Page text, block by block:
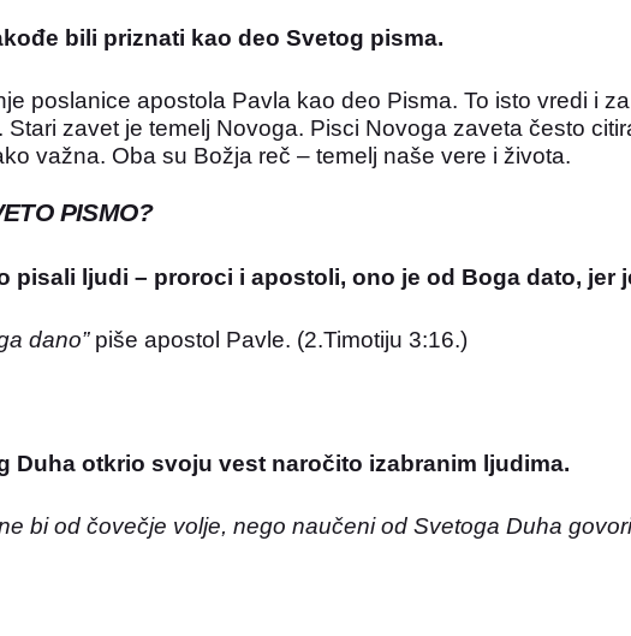
bili priznati kao deo Svetog pisma.
poslanice apostola Pavla kao deo Pisma. To isto vredi i
Stari zavet je temelj Novoga. Pisci Novoga zaveta često
važna. Oba su Božja reč – temelj naše vere i života.
PISMO?
pisali ljudi – proroci i apostoli, ono je od Boga dato, jer
dano”piše apostol Pavle. (2.Timotiju 3:16.)
Duha otkrio svoju vest naročito izabranim ljudima.
bi od čovečje volje, nego naučeni od Svetoga Duha